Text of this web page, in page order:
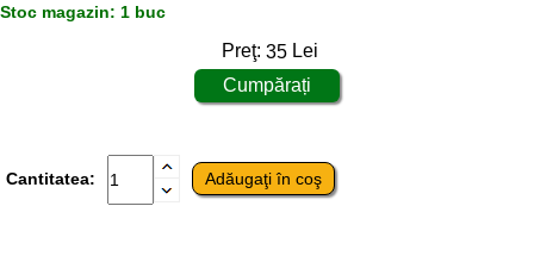
Stoc magazin: 1 buc
Preţ: 35 Lei
Cantitatea: